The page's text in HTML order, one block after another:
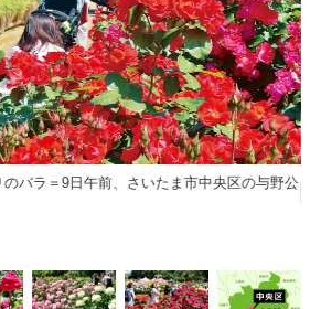
バラ＝9日午前、さいたま市中央区の与野公